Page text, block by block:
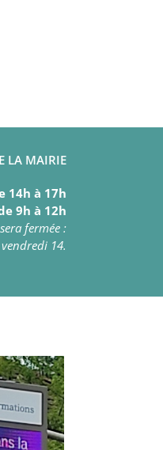
LA MAIRIE
14h à 17h
9h à 12h
fermée :
14.